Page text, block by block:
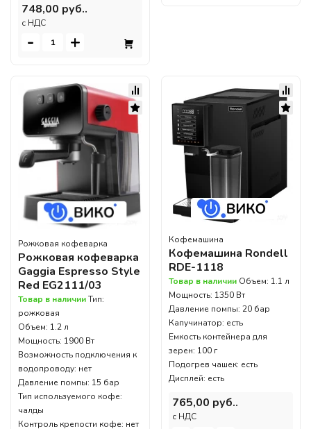
748,00 руб..
c НДС
- +
Рожковая кофеварка
Рожковая кофеварка
Gaggia Espresso Style
Red EG2111/03
Товар в наличииТип:
рожковая
Объем: 1.2 л
Мощность: 1900 Вт
Возможность подключения к
водопроводу: нет
Давление помпы: 15 бар
Тип используемого кофе:
чалды
Контроль крепости кофе: нет
Кофемашина
Кофемашина Rondell
RDE-1118
Товар в наличии Объем: 1.1 л
Мощность: 1350 Вт
Давление помпы: 20 бар
Капучинатор: есть
Емкость контейнера для
зерен: 100 г
Подогрев чашек: есть
Дисплей: есть
765,00 руб..
c НДС